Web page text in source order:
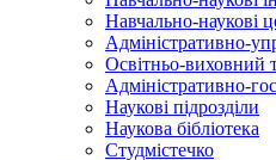
Навчально-наукові
Адміністративно-
Освітньо-виховний
Адміністративно-
Наукові підрозділи
Наукова бібліотека
Студмістечко